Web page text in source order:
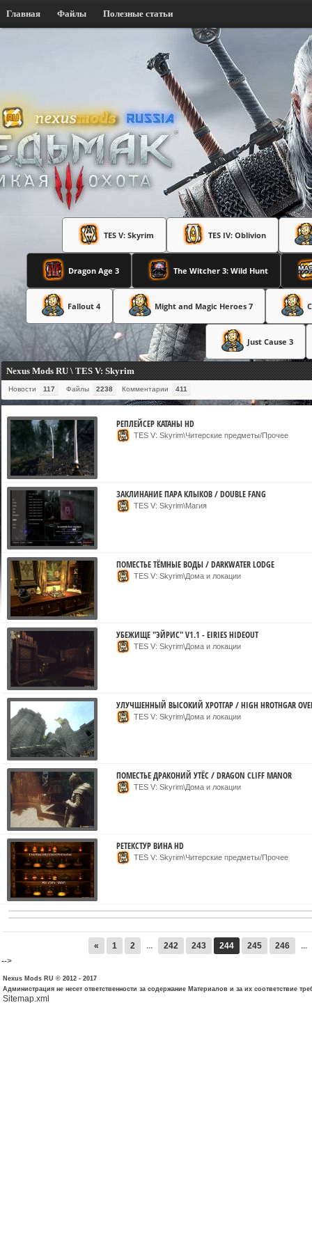
Главная Файлы Полезные статьи
TES V: Skyrim TES IV: Oblivion
Dragon Age 3 The Witcher 3: Wild Hunt
Fallout 4 Might and Magic Heroes 7
Just Cause 3
Nexus Mods RU \ TES V: Skyrim
Новости 117 Файлы 2238 Комментарии 411
РЕПЛЕЙСЕР КАТАНЫ HD
TES V: Skyrim\Читерские предметы/Прочее
ЗАКЛИНАНИЕ ПАРА КЛЫКОВ / DOUBLE FANG
TES V: Skyrim\Магия
ПОМЕСТЬЕ ТЁМНЫЕ ВОДЫ / DARKWATER LODGE
TES V: Skyrim\Дома и локации
УБЕЖИЩЕ "ЭЙРИС" V1.1 - EIRIES HIDEOUT
TES V: Skyrim\Дома и локации
УЛУЧШЕННЫЙ ВЫСОКИЙ ХРОТГАР / HIGH HROTHGAR
TES V: Skyrim\Дома и локации
ПОМЕСТЬЕ ДРАКОНИЙ УТЁС / DRAGON CLIFF MANOR
TES V: Skyrim\Дома и локации
РЕТЕКСТУР ВИНА HD
TES V: Skyrim\Читерские предметы/Прочее
« 1 2 ... 242 243 244 245 246
...
-->
Nexus Mods RU © 2012 - 2017
Администрация не несет ответственности за содержание Материалов и за их соответствие
Sitemap.xml